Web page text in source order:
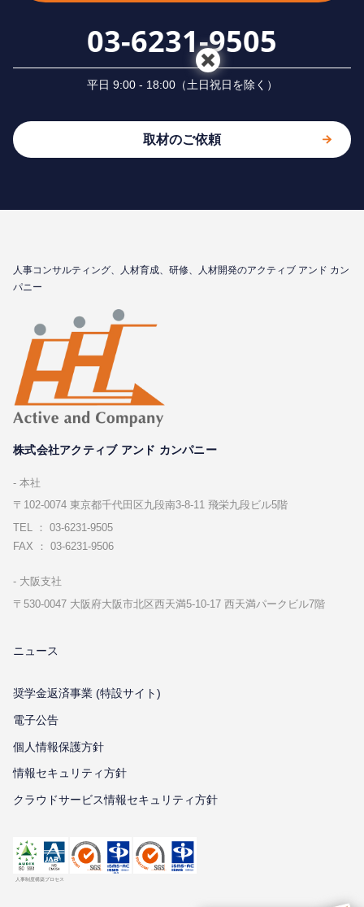
03-6231-9505
平⽇ 9:00 - 18:00（⼟⽇祝⽇を除く）
取材のご依頼
⼈事コンサルティング、⼈材育成、研修、⼈材開発のアクティブ アンド カン
パニー
株式会社アクティブ アンド カンパニー
本社
〒102-0074 東京都千代⽥区九段南3-8-11 飛栄九段ビル5階
TEL ： 03-6231-9505
FAX ： 03-6231-9506
⼤阪⽀社
〒530-0047 ⼤阪府⼤阪市北区⻄天満5-10-17 ⻄天満パークビル7階
ニュース
奨学金返済事業 (特設サイト)
電子公告
個⼈情報保護⽅針
情報セキュリティ⽅針
クラウドサービス情報セキュリティ方針